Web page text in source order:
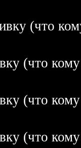
(что
(что
(что
(что